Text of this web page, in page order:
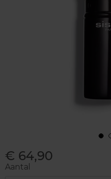
€ 64,90
Aantal